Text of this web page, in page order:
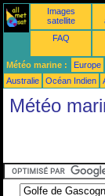
Images
satellite
FAQ
Météo marine : Europe
Australie
Océan Indien
Météo